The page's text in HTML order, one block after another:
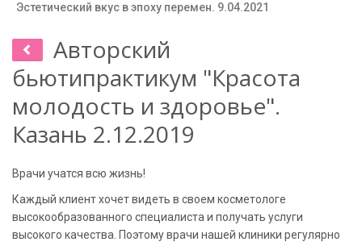
Эстетический вкус в эпоху перемен. 9.04.2021
Авторский
бьютипрактикум "Красота
молодость и здоровье".
Казань 2.12.2019
Врачи учатся всю жизнь!
Каждый клиент хочет видеть в своем косметологе
высокообразованного специалиста и получать услуги
высокого качества. Поэтому врачи нашей клиники регулярно